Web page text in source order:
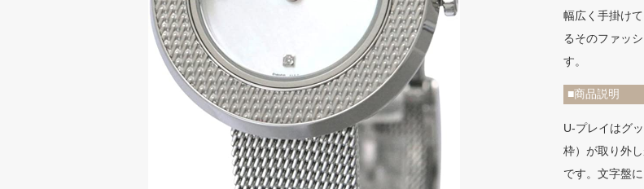
幅広く手掛け
るそのファッ
す。
■商品説明
U-プレイはグ
枠）が取り外
です。文字盤